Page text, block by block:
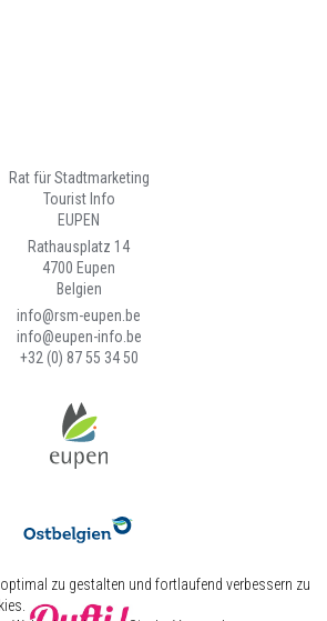
Rat für Stadtmarketing
Tourist Info
EUPEN
Rathausplatz 14
4700 Eupen
Belgien
info@rsm-eupen.be
info@eupen-info.be
+32 (0) 87 55 34 50
zu gestalten und fortlaufend verbessern zu